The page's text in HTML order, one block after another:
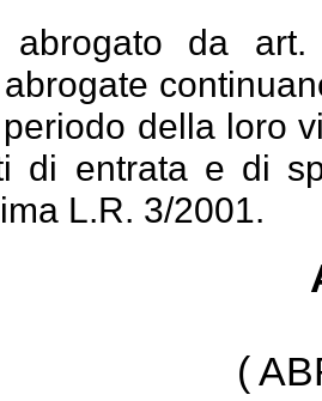
abrogato da
della loro
di entrata e di
L.R. 3/2001.
(